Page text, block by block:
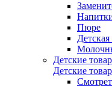
Пюре
Детские
Детские